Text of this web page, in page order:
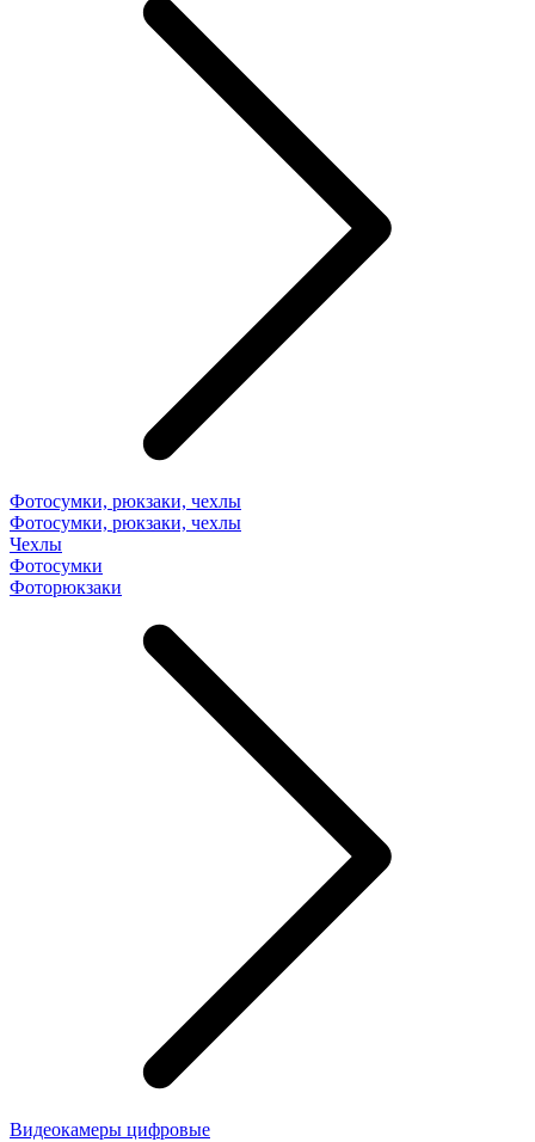
Фотосумки, рюкзаки, чехлы
Фотосумки, рюкзаки, чехлы
Чехлы
Фотосумки
Фоторюкзаки
Видеокамеры цифровые